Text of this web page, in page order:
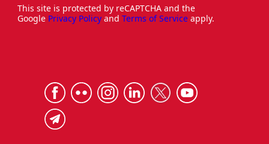
This site is protected by reCAPTCHA and the
Google Privacy Policy and Terms of Service apply.